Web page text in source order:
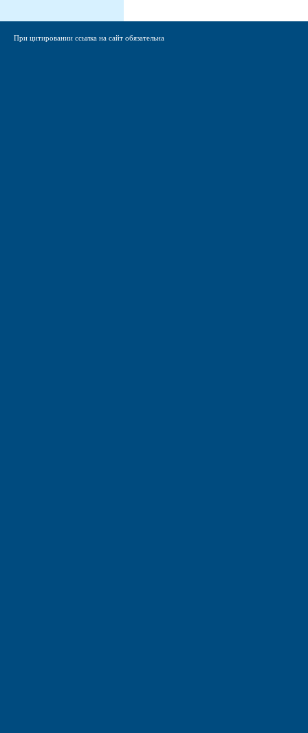
При цитировании ссылка на сайт обязательна